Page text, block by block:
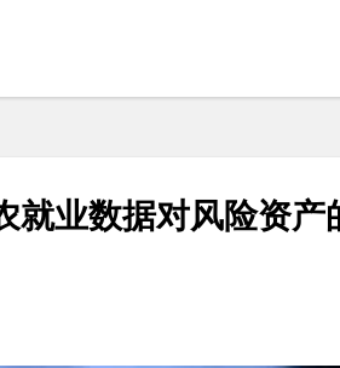
就业数据对风险资产